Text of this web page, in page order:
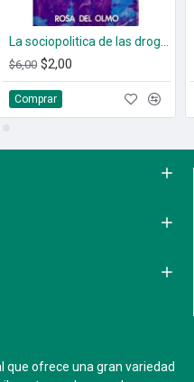
$6,00 $2,00
Comprar
que ofrece una gran variedad